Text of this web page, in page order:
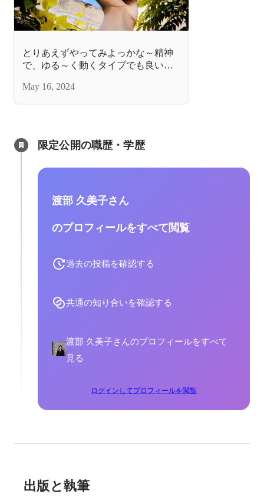
とりあえずやってみよっかな～精神
で、ゆる～く動くタイプでも良い‥
May 16, 2024
限定公開の職歴・学歴
渡部 久美子さん
のプロフィールをすべて閲覧
過去の投稿を確認する
共通の知り合いを確認する
渡部 久美子さんのプロフィールをすべて
見る
ログインしてプロフィールを閲覧
出版と執筆